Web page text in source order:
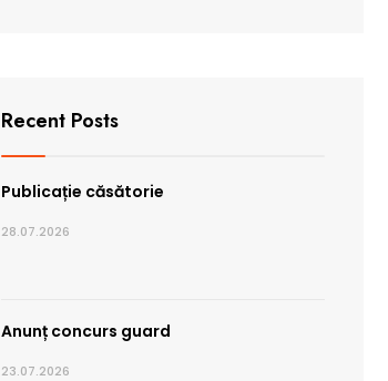
Recent Posts
Publicație căsătorie
28.07.2026
Anunț concurs guard
23.07.2026